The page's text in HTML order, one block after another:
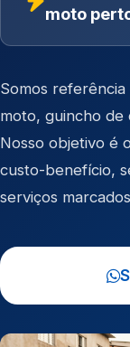
moto
Somos referência
moto, guincho de
Nosso objetivo é
custo-benefício,
serviços